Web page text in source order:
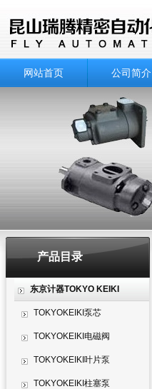
网站首页 公司简介
产品目录
东京计器TOKYO KEIKI
TOKYOKEIKI泵芯
TOKYOKEIKI电磁阀
TOKYOKEIKI叶片泵
TOKYOKEIKI柱塞泵